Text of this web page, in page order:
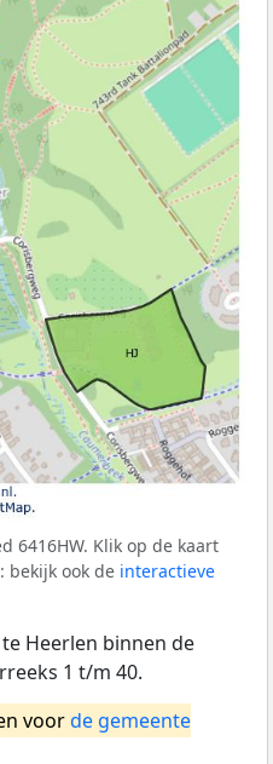
6416HW. Klik op de kaart
bekijk ook de interactieve
te Heerlen binnen de
1 t/m 40.
voorde gemeente